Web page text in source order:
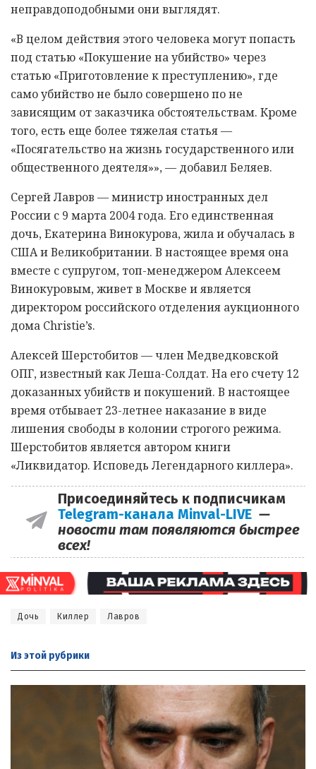
неправдоподобными они выглядят.
«В целом действия этого человека могут попасть
под статью «Покушение на убийство» через
статью «Приготовление к преступлению», где
само убийство не было совершено по не
зависящим от заказчика обстоятельствам. Кроме
того, есть еще более тяжелая статья —
«Посягательство на жизнь государственного или
общественного деятеля»», — добавил Беляев.
Сергей Лавров — министр иностранных дел
России с 9 марта 2004 года. Его единственная
дочь, Екатерина Винокурова, жила и обучалась в
США и Великобритании. В настоящее время она
вместе с супругом, топ-менеджером Алексеем
Винокуровым, живет в Москве и является
директором российского отделения аукционного
дома Christie’s.
Алексей Шерстобитов — член Медведковской
ОПГ, известный как Леша-Солдат. На его счету 12
доказанных убийств и покушений. В настоящее
время отбывает 23-летнее наказание в виде
лишения свободы в колонии строгого режима.
Шерстобитов является автором книги
«Ликвидатор. Исповедь Легендарного киллера».
Присоединяйтесь к подписчикам
Telegram-канала Minval-LIVE —
новости там появляются быстрее
всех!
Дочь Киллер Лавров
Из этой рубрики